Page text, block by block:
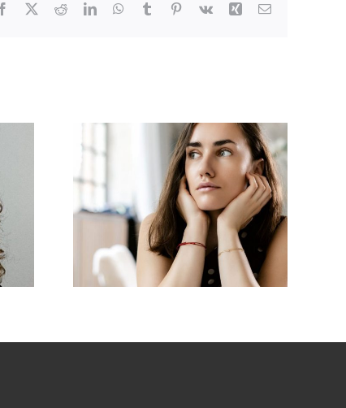
Facebook RedditLinkedInWhatsApp
Tumblr Pinterest
Vk Xing E-